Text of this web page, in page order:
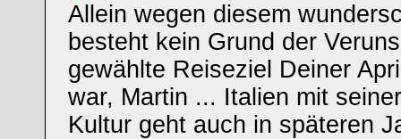
Allein wegen diesem
besteht kein Grund der
gewählte Reiseziel Deiner
war, Martin ... Italien mit
Kultur geht auch in späteren